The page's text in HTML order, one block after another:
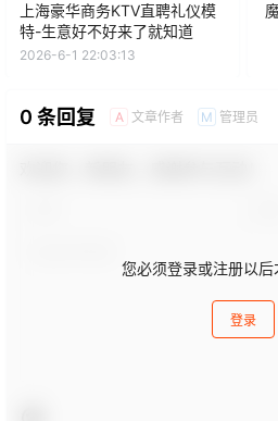
上海豪华商务KTV直聘礼仪模
特-生意好不好来了就知道
2026-6-1 22:03:13
0 条回复 A 文章作者 M 管理员
您必须登录或注册以
登录